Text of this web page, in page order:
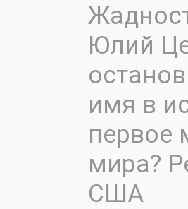
Юлий
имя в
первое
мира?
США